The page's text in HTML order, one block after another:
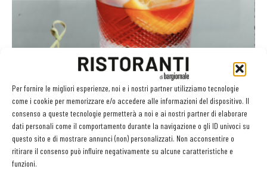
Per fornire le migliori esperienze, noi e i nostri partner utilizziamo tecnologie
come i cookie per memorizzare e/o accedere alle informazioni del dispositivo. Il
consenso a queste tecnologie permetterà a noi e ai nostri partner di elaborare
dati personali come il comportamento durante la navigazione o gli ID univoci su
questo sito e di mostrare annunci (non) personalizzati. Non acconsentire o
ritirare il consenso può influire negativamente su alcune caratteristiche e
funzioni.
L’aperitivo? Un’opportunità per il ristorante. Ecco
Andrea Mongilardi 3 Luglio 2018
GLI ARTICOLI PIÙ LETTI